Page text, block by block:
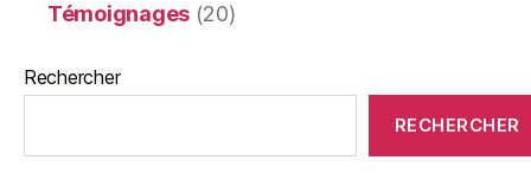
Témoignages (20)
Rechercher
RECHERCHER